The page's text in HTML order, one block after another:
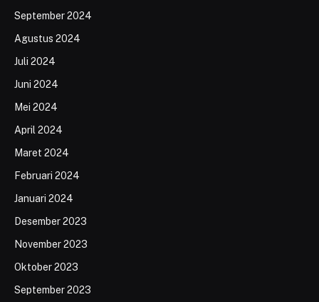
September 2024
Agustus 2024
Juli 2024
Juni 2024
Mei 2024
April 2024
Maret 2024
Februari 2024
Januari 2024
Desember 2023
November 2023
Oktober 2023
September 2023